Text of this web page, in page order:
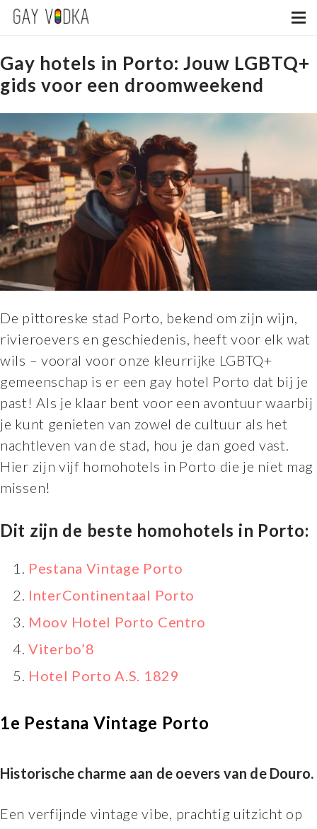
Gay hotels in Porto: Jouw LGBTQ+
gids voor een droomweekend
De pittoreske stad Porto, bekend om zijn wijn,
rivieroevers en geschiedenis, heeft voor elk wat
wils – vooral voor onze kleurrijke LGBTQ+
gemeenschap is er een gay hotel Porto dat bij je
past! Als je klaar bent voor een avontuur waarbij
je kunt genieten van zowel de cultuur als het
nachtleven van de stad, hou je dan goed vast.
Hier zijn vijf homohotels in Porto die je niet mag
missen!
Dit zijn de beste homohotels in Porto:
Pestana Vintage Porto
InterContinentaal Porto
Moov Hotel Porto Centro
Viterbo’8
Hotel Porto A.S. 1829
1e Pestana Vintage Porto
Historische charme aan de oevers van de Douro.
Een verfijnde vintage vibe, prachtig uitzicht op